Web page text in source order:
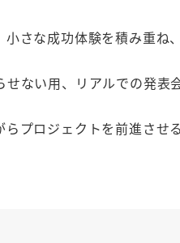
さな成功体験を積み重ね
ない用、リアルでの発表
プロジェクトを前進させ